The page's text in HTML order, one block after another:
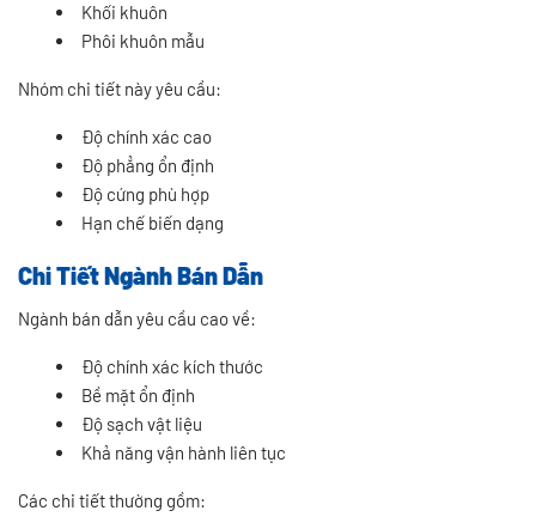
Khối khuôn
Phôi khuôn mẫu
Nhóm chi tiết này yêu cầu:
Độ chính xác cao
Độ phẳng ổn định
Độ cứng phù hợp
Hạn chế biến dạng
Chi Tiết Ngành Bán Dẫn
Ngành bán dẫn yêu cầu cao về:
Độ chính xác kích thước
Bề mặt ổn định
Độ sạch vật liệu
Khả năng vận hành liên tục
Các chi tiết thường gồm: